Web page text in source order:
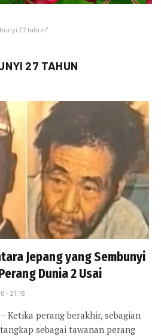
27 tahun"
27 TAHUN
Jepang yang Sembunyi
Dunia 2 Usai
- 21:18
Ketika perang berakhir, sebagian
sebagai tawanan perang